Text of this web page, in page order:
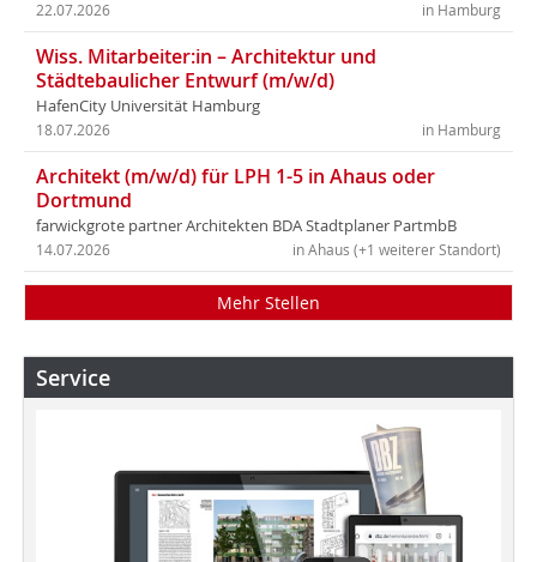
in Hamburg
22.07.2026
Wiss. Mitarbeiter:in – Architektur und
Städtebaulicher Entwurf (m/w/d)
HafenCity Universität Hamburg
in Hamburg
18.07.2026
Architekt (m/w/d) für LPH 1-5 in Ahaus oder
Dortmund
farwickgrote partner Architekten BDA Stadtplaner PartmbB
in Ahaus (+1 weiterer Standort)
14.07.2026
Mehr Stellen
Service